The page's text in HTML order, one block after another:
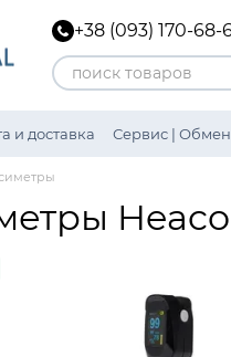
+38 (093) 170-68-
и доставка Сервис |
Heaco